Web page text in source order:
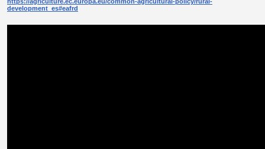
development_es#eafrd